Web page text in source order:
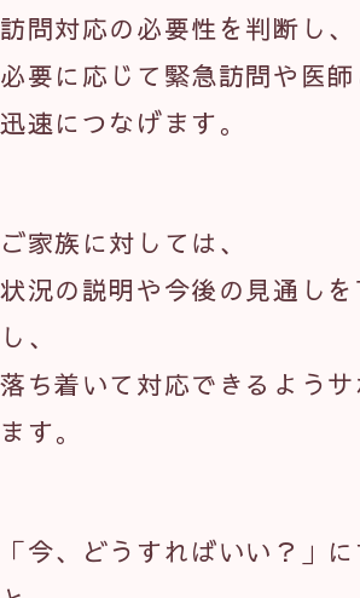
訪問対応の必要性を判断し、
必要に応じて緊急訪問や医
迅速につなげます。
ご家族に対しては、
状況の説明や今後の見通し
し、
落ち着いて対応できるよう
ます。
「今、どうすればいい？」